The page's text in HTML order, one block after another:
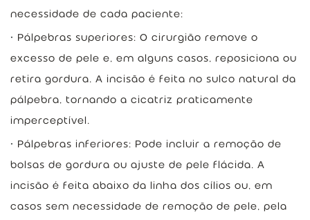
necessidade de cada paciente:
Pálpebras superiores: O cirurgião remove o
excesso de pele e, em alguns casos, reposiciona ou
retira gordura. A incisão é feita no sulco natural da
pálpebra, tornando a cicatriz praticamente
imperceptível.
Pálpebras inferiores: Pode incluir a remoção de
bolsas de gordura ou ajuste de pele flácida. A
incisão é feita abaixo da linha dos cílios ou, em
casos sem necessidade de remoção de pele, pela